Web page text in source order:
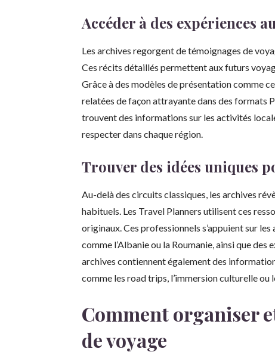
Accéder à des expériences
Les archives regorgent de témoignages de
Ces récits détaillés permettent aux futurs
Grâce à des modèles de présentation comme
relatées de façon attrayante dans des formats
trouvent des informations sur les activités
respecter dans chaque région.
Trouver des idées uniques
Au-delà des circuits classiques, les archives
habituels. Les Travel Planners utilisent ces
originaux. Ces professionnels s’appuient sur
comme l’Albanie ou la Roumanie, ainsi que des
archives contiennent également des
comme les road trips, l’immersion culturelle ou
Comment organiser
de voyage